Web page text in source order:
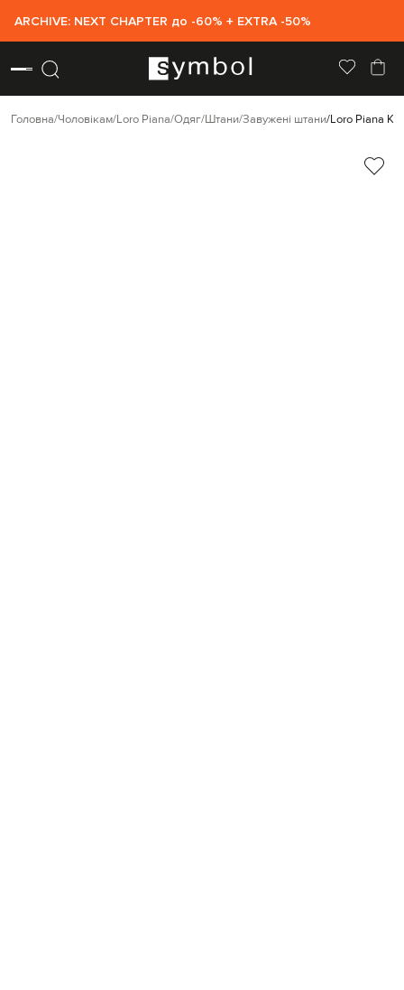
ARCHIVE: NEXT CHAPTER до -60% + EXTRA -50%
Головна Чоловікам Loro Piana Одяг Штани Завужені штани Loro Piana